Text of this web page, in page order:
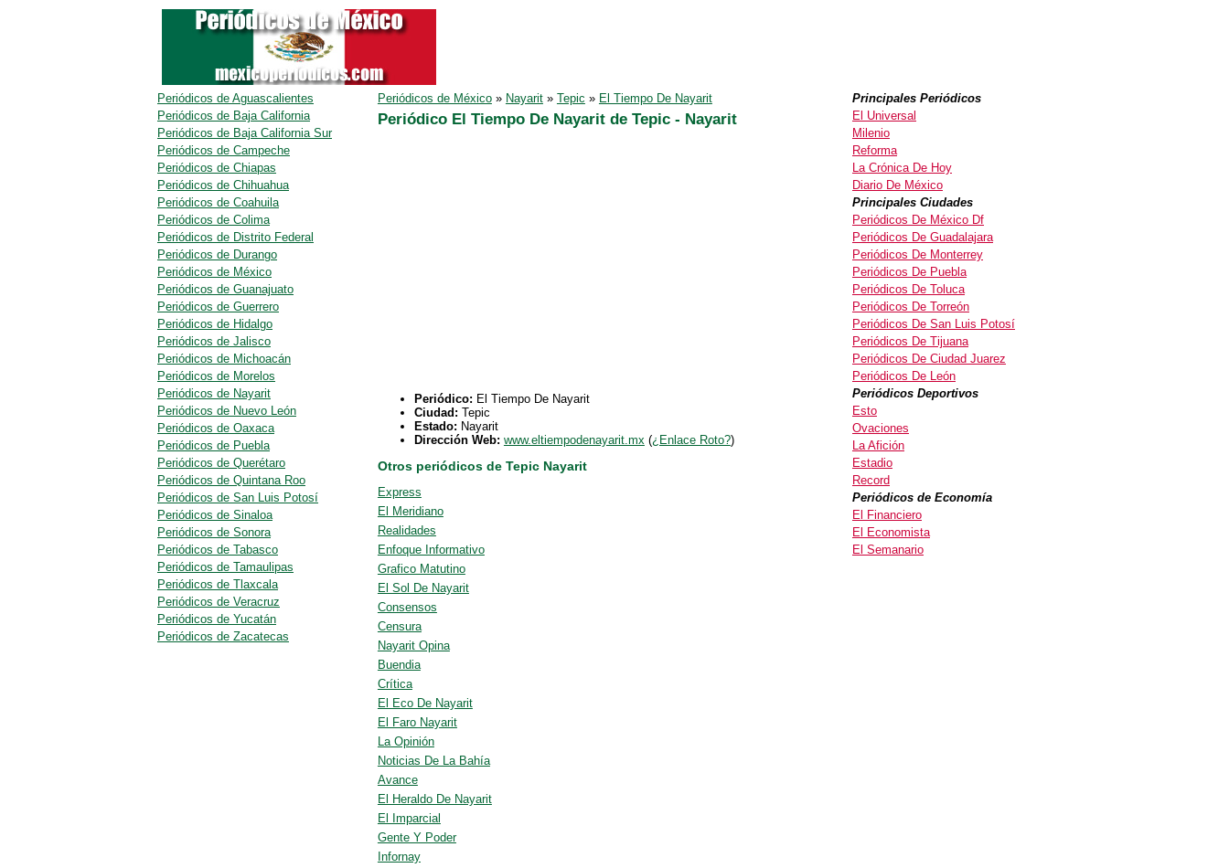
Periódicos de México» Nayarit» Tepic » El Tiempo De Nayarit
Periódico El Tiempo De Nayarit de Tepic - Nayarit
Periódico: El Tiempo De Nayarit
Ciudad: Tepic
Estado: Nayarit
Dirección Web: www.eltiempodenayarit.mx(¿Enlace Roto?)
Otros periódicos de Tepic Nayarit
Express
El Meridiano
Realidades
Enfoque Informativo
Grafico Matutino
El Sol De Nayarit
Consensos
Censura
Nayarit Opina
Buendia
Crítica
El Eco De Nayarit
El Faro Nayarit
La Opinión
Noticias De La Bahía
Avance
El Heraldo De Nayarit
El Imparcial
Gente Y Poder
Infornay
Periódicos de Aguascalientes
Periódicos de Baja California
Periódicos de Baja California Sur
Periódicos de Campeche
Periódicos de Chiapas
Periódicos de Chihuahua
Periódicos de Coahuila
Periódicos de Colima
Periódicos de Distrito Federal
Periódicos de Durango
Periódicos de México
Periódicos de Guanajuato
Periódicos de Guerrero
Periódicos de Hidalgo
Periódicos de Jalisco
Periódicos de Michoacán
Periódicos de Morelos
Periódicos de Nayarit
Periódicos de Nuevo León
Periódicos de Oaxaca
Periódicos de Puebla
Periódicos de Querétaro
Periódicos de Quintana Roo
Periódicos de San Luis Potosí
Periódicos de Sinaloa
Periódicos de Sonora
Periódicos de Tabasco
Periódicos de Tamaulipas
Periódicos de Tlaxcala
Periódicos de Veracruz
Periódicos de Yucatán
Periódicos de Zacatecas
Principales Periódicos
El Universal
Milenio
Reforma
La Crónica De Hoy
Diario De México
Principales Ciudades
Periódicos De México Df
Periódicos De Guadalajara
Periódicos De Monterrey
Periódicos De Puebla
Periódicos De Toluca
Periódicos De Torreón
Periódicos De San Luis Potosí
Periódicos De Tijuana
Periódicos De Ciudad Juarez
Periódicos De León
Periódicos Deportivos
Esto
Ovaciones
La Afición
Estadio
Record
Periódicos de Economía
El Financiero
El Economista
El Semanario